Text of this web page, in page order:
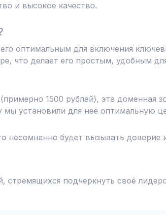
и высокое качество.
оптимальным для включения
что делает его простым, удобным
1500 рублей), эта доменная
установили для неё оптимальную
несомненно будет вызывать доверие
подчеркнуть своё